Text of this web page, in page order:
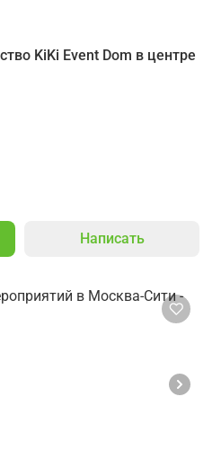
KiKi Event Dom в центре
Написать